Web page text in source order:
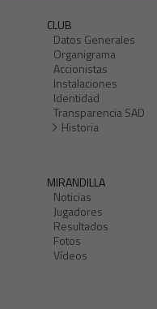
CLUB
Datos Generales
Organigrama
Accionistas
Instalaciones
Identidad
Transparencia SAD
Historia
MIRANDILLA
Noticias
Jugadores
Resultados
Fotos
Vídeos